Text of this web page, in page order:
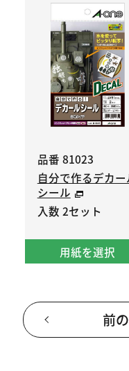
品番 81023
自分で作るデカー
シール
入数 2セット
用紙を選択
前